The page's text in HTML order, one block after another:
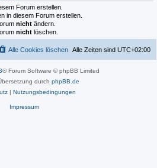
Forum erstellen.
in diesem Forum erstellen.
nicht ändern.
nicht löschen.
Alle Zeiten sind UTC+02:00
Alle Cookies löschen
® Forum Software © phpBB Limited
durch phpBB.de
| Nutzungsbedingungen
Impressum